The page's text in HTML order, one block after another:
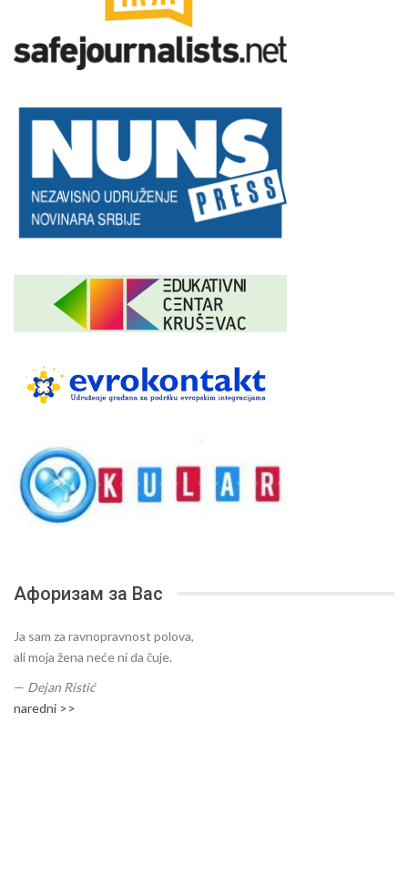
Афоризам за Вас
Ja sam za ravnopravnost polova,
ali moja žena neće ni da čuje.
— Dejan Ristić
naredni >>